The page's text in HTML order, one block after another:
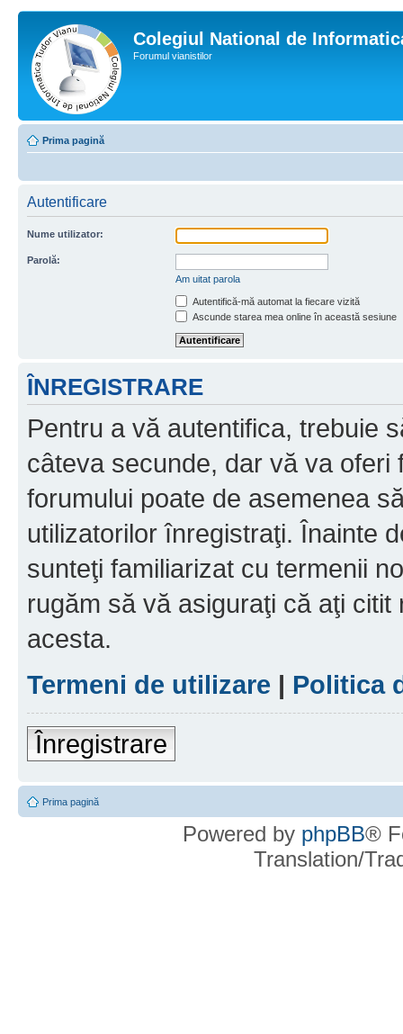
Colegiul National de
Forumul vianistilor
Prima pagină
Autentificare
Nume utilizator:
Parolă:
Am uitat parola
Autentifică-mă automat la fiecare vizită
Ascunde starea mea online în această sesiune
ÎNREGISTRARE
Pentru a vă autentifica, trebuie
câteva secunde, dar vă va oferi
forumului poate de asemenea
utilizatorilor înregistraţi. Înainte
sunteţi familiarizat cu termenii
rugăm să vă asiguraţi că aţi
acesta.
Termeni de utilizare | Politica
Înregistrare
Prima pagină
Powered by phpBB®
Translation/